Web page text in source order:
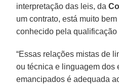
interpretação das leis, da
um contrato, está muito
conhecido pela qualificação
“Essas relações mistas de
ou técnica e linguagem dos
emancipados é adequada